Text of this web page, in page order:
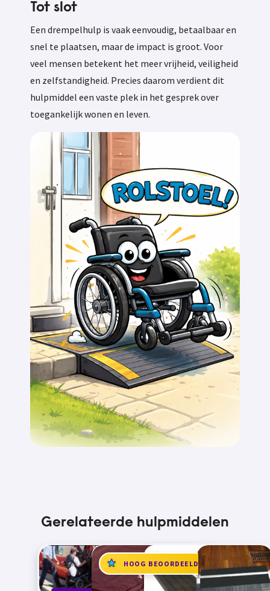
Tot slot
Een drempelhulp is vaak eenvoudig, betaalbaar en
snel te plaatsen, maar de impact is groot. Voor
veel mensen betekent het meer vrijheid, veiligheid
en zelfstandigheid. Precies daarom verdient dit
hulpmiddel een vaste plek in het gesprek over
toegankelijk wonen en leven.
Gerelateerde hulpmiddelen
HOOG BEOORDEELD